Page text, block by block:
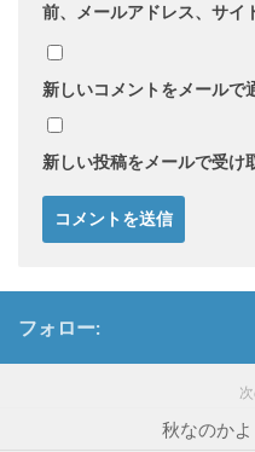
前、メールアドレス、サイ
新しいコメントをメールで
新しい投稿をメールで受け
フォロー:
秋なのか